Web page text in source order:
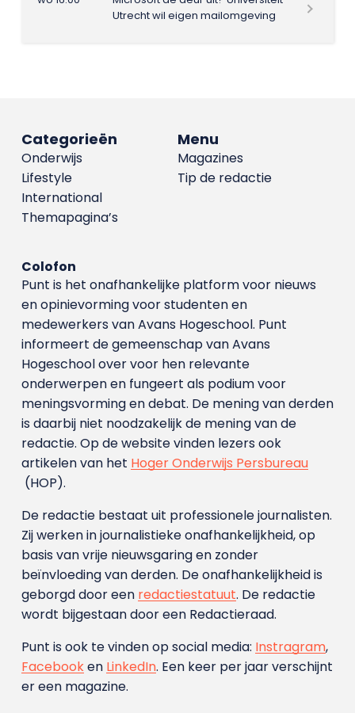
Utrecht wil eigen mailomgeving
Menu
Magazines
Tip de redactie
Categorieën
Onderwijs
Lifestyle
International
Themapagina’s
Colofon
Punt is het onafhankelijke platform voor nieuws
en opinievorming voor studenten en
medewerkers van Avans Hoge­school. Punt
informeert de gemeenschap van Avans
Hogeschool over voor hen relevante
onderwerpen en fungeert als podium voor
meningsvorming en debat. De mening van derden
is daarbij niet noodzakelijk de mening van de
redactie. Op de website vinden lezers ook
artikelen van het Hoger Onderwijs Persbureau
(HOP).
De redactie bestaat uit professionele journalisten.
Zij werken in journalistieke onafhankelijkheid, op
basis van vrije nieuwsgaring en zonder
beïnvloeding van derden. De onafhankelijkheid is
geborgd door een redactiestatuut. De redactie
wordt bijgestaan door een Redactieraad.
Punt is ook te vinden op social media: Instragram,
Facebooken LinkedIn. Een keer per jaar verschijnt
er een magazine.